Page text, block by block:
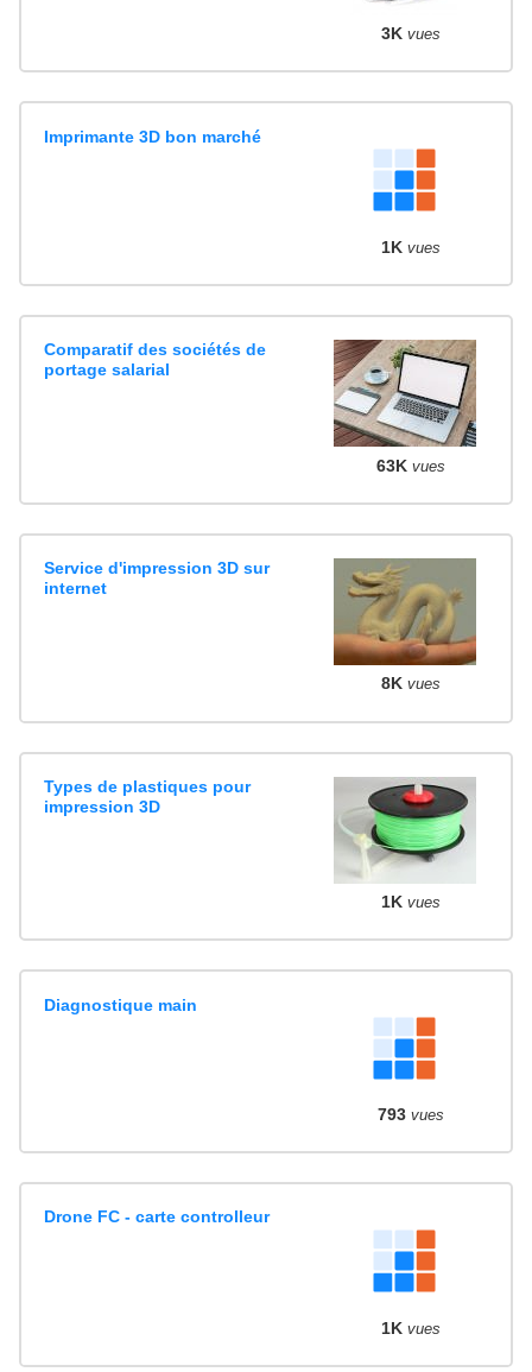
3K vues
Imprimante 3D bon marché
1K vues
Comparatif des sociétés de
portage salarial
63K vues
Service d'impression 3D sur
internet
8K vues
Types de plastiques pour
impression 3D
1K vues
Diagnostique main
793 vues
Drone FC - carte controlleur
1K vues